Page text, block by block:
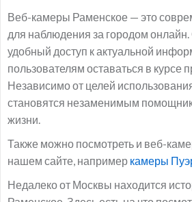
Веб-камеры Раменское — это
для наблюдения за городом
удобный доступ к актуальной
пользователям оставаться в курсе
Независимо от целей
становятся незаменимым
жизни.
Также можно посмотреть и веб-
нашем сайте, например камеры
Недалеко от Москвы находится